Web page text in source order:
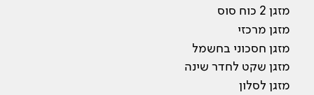
מזגן 2 כוח סוס
מזגן מרכזי
מזגן חסכוני בחשמל
מזגן שקט לחדר שינה
מזגן לסלון